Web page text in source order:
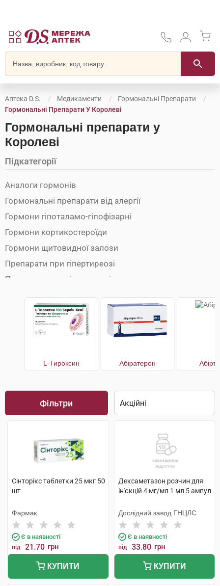
Аптека D.S. Медикаменти
Гормональні Препарати
Гормональні Препарати У Королеві
Гормональні препарати у
Королеві
Підкатегорії
Аналоги гормонів
Гормональні препарати від алергії
Гормони гіпоталамо-гіпофізарні
Гормони кортикостероїди
Гормони щитовидної залози
Препарати при гіпертиреозі
Препарати при гіпотиреозі
L-Тироксин Абіратерон
Фільтри
Сінторікс таблетки 25 мкг 50
шт
Фармак
Є в наявності
від 21.70 грн
КУПИТИ
Дексаметазон розчин для
ін'єкцій 4 мг/мл 1 мл 5 ампул
Дослідний завод ГНЦЛС
Є в наявності
від 33.80 грн
КУПИТИ